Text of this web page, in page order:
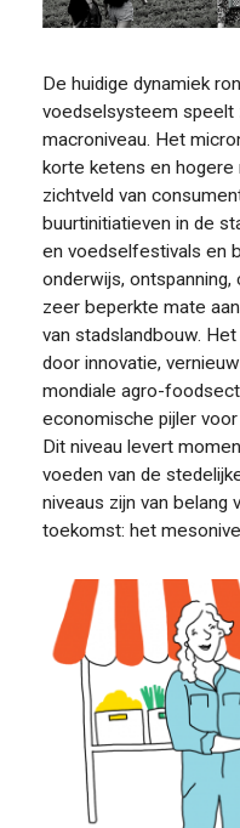
De huidige dynamiek
voedselsysteem speelt
macroniveau. Het
korte ketens en
zichtveld van
buurtinitiatieven in de
en voedselfestivals en
onderwijs,
zeer beperkte mate
van stadslandbouw.
door innovatie,
mondiale agro-
economische pijler
Dit niveau levert
voeden van de
niveaus zijn van belang
toekomst: het